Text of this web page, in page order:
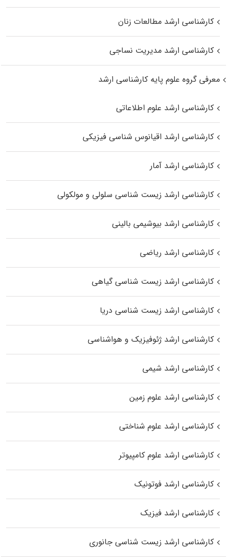
کارشناسی ارشد مطالعات زنان
کارشناسی ارشد مدیریت نساجی
معرفی گروه علوم پایه کارشناسی ارشد
کارشناسی ارشد علوم اطلاعاتی
کارشناسی ارشد اقیانوس‌ شناسی فیزیکی
کارشناسی ارشد آمار
کارشناسی ارشد زیست شناسی سلولی و مولکولی
کارشناسی ارشد بیوشیمی بالینی
کارشناسی ارشد ریاضی
کارشناسی ارشد زیست‌ شناسی گیاهی
کارشناسی ارشد زیست‌ شناسی دریا
کارشناسی ارشد ژئوفیزیک و هواشناسی
کارشناسی ارشد شیمی
کارشناسی ارشد علوم زمین
کارشناسی ارشد علوم شناختی
کارشناسی ارشد علوم کامپیوتر
کارشناسی ارشد فوتونیک
کارشناسی ارشد فیزیک
کارشناسی ارشد زیست‌ شناسی جانوری